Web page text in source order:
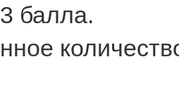
балла.